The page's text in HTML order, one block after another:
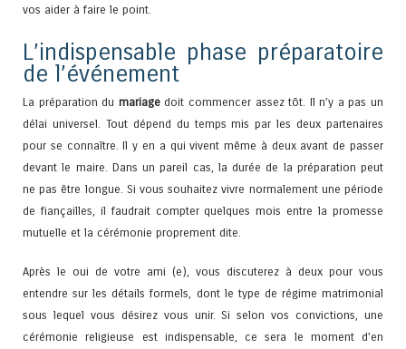
vos aider à faire le point.
L’indispensable phase préparatoire
de l’événement
La préparation du mariagedoit commencer assez tôt. Il n’y a pas un
délai universel. Tout dépend du temps mis par les deux partenaires
pour se connaître. Il y en a qui vivent même à deux avant de passer
devant le maire. Dans un pareil cas, la durée de la préparation peut
ne pas être longue. Si vous souhaitez vivre normalement une période
de fiançailles, il faudrait compter quelques mois entre la promesse
mutuelle et la cérémonie proprement dite.
Après le oui de votre ami (e), vous discuterez à deux pour vous
entendre sur les détails formels, dont le type de régime matrimonial
sous lequel vous désirez vous unir. Si selon vos convictions, une
cérémonie religieuse est indispensable, ce sera le moment d’en